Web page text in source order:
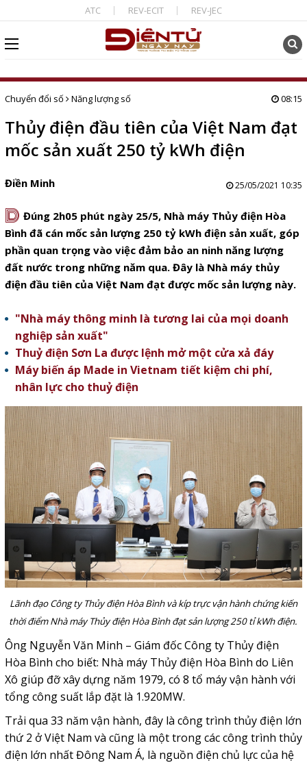
ATC REV-ECIT REV-JEC
Chuyển đổi số Năng lượng số 08:15
Thủy điện đầu tiên của Việt Nam đạt
mốc sản xuất 250 tỷ kWh điện
Điền Minh 25/05/2021 10:35
D Đúng 2h05 phút ngày 25/5, Nhà máy Thủy điện Hòa
Bình đã cán mốc sản lượng 250 tỷ kWh điện sản xuất, góp
phần quan trọng vào việc đảm bảo an ninh năng lượng
đất nước trong những năm qua. Đây là Nhà máy thủy
điện đầu tiên của Việt Nam đạt được mốc sản lượng này.
"Nhà máy thông minh là tương lai của mọi doanh
nghiệp sản xuất"
Thuỷ điện Sơn La được lệnh mở một cửa xả đáy
Máy biến áp Made in Vietnam tiết kiệm chi phí,
nhân lực cho thuỷ điện
Lãnh đạo Công ty Thủy điện Hòa Bình và kíp trực vận hành chứng kiến
thời điểm Nhà máy Thủy điện Hòa Bình đạt sản lượng 250 tỉ kWh điện.
Ông Nguyễn Văn Minh – Giám đốc Công ty Thủy điện
Hòa Bình cho biết: Nhà máy Thủy điện Hòa Bình do Liên
Xô giúp đỡ xây dựng năm 1979, có 8 tổ máy vận hành với
tổng công suất lắp đặt là 1.920MW.
Trải qua 33 năm vận hành, đây là công trình thủy điện lớn
thứ 2 ở Việt Nam và cũng là một trong các công trình thủy
điện lớn nhất Đông Nam Á, là nguồn điện chủ lực của hệ